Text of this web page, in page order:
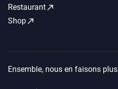
Restaurantcall_made
Shopcall_made
Ensemble, nous en faisons plus